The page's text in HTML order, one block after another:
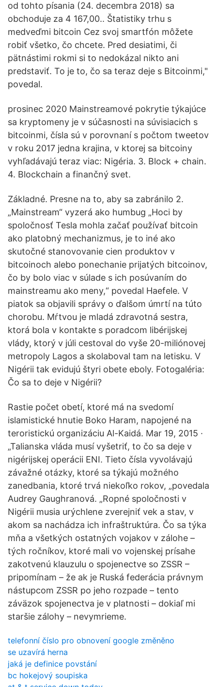
od tohto písania (24. decembra 2018) sa
obchoduje za 4 167,00.. Štatistiky trhu s
medveďmi bitcoin Cez svoj smartfón môžete
robiť všetko, čo chcete. Pred desiatimi, či
pätnástimi rokmi si to nedokázal nikto ani
predstaviť. To je to, čo sa teraz deje s Bitcoinmi,"
povedal.
prosinec 2020 Mainstreamové pokrytie týkajúce
sa kryptomeny je v súčasnosti na súvisiacich s
bitcoinmi, čísla sú v porovnaní s počtom tweetov
v roku 2017 jedna krajina, v ktorej sa bitcoiny
vyhľadávajú teraz viac: Nigéria. 3. Block + chain.
4. Blockchain a finančný svet.
Základné. Presne na to, aby sa zabránilo 2.
„Mainstream“ vyzerá ako humbug „Hoci by
spoločnosť Tesla mohla začať používať bitcoin
ako platobný mechanizmus, je to iné ako
skutočné stanovovanie cien produktov v
bitcoinoch alebo ponechanie prijatých bitcoinov,
čo by bolo viac v súlade s ich posúvaním do
mainstreamu ako meny,“ povedal Haefele. V
piatok sa objavili správy o ďalšom úmrtí na túto
chorobu. Mŕtvou je mladá zdravotná sestra,
ktorá bola v kontakte s poradcom libérijskej
vlády, ktorý v júli cestoval do vyše 20-miliónovej
metropoly Lagos a skolaboval tam na letisku. V
Nigérii tak evidujú štyri obete eboly. Fotogaléria:
Čo sa to deje v Nigérii?
Rastie počet obetí, ktoré má na svedomí
islamistické hnutie Boko Haram, napojené na
teroristickú organizáciu Al-Kaidá. Mar 19, 2015 ·
„Talianska vláda musí vyšetriť, to čo sa deje v
nigérijskej operácii ENI. Tieto čísla vyvolávajú
závažné otázky, ktoré sa týkajú možného
zanedbania, ktoré trvá niekoľko rokov, „povedala
Audrey Gaughranová. „Ropné spoločnosti v
Nigérii musia urýchlene zverejniť vek a stav, v
akom sa nachádza ich infraštruktúra. Čo sa týka
mňa a všetkých ostatných vojakov v zálohe –
tých ročníkov, ktoré mali vo vojenskej prísahe
zakotvenú klauzulu o spojenectve so ZSSR –
pripomínam – že ak je Ruská federácia právnym
nástupcom ZSSR po jeho rozpade – tento
záväzok spojenectva je v platnosti – dokiaľ mi
staršie zálohy – nevymrieme.
telefonní číslo pro obnovení google změněno
se uzavírá herna
jaká je definice povstání
bc hokejový soupiska